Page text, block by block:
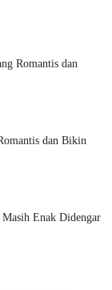
Romantis dan
dan Bikin
Enak Didengar